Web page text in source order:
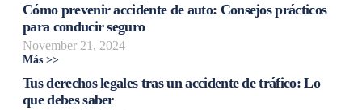
Cómo prevenir accidente de auto: Consejos prácticos
para conducir seguro
November 21, 2024
Más >>
Tus derechos legales tras un accidente de tráfico: Lo
que debes saber